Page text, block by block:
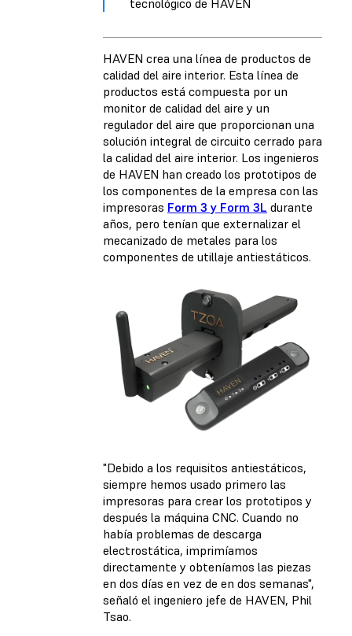
HAVEN crea una línea de productos de
calidad del aire interior. Esta línea de
productos está compuesta por un
monitor de calidad del aire y un
regulador del aire que proporcionan una
solución integral de circuito cerrado para
la calidad del aire interior. Los ingenieros
de HAVEN han creado los prototipos de
los componentes de la empresa con las
impresoras Form 3 y Form 3L durante
años, pero tenían que externalizar el
mecanizado de metales para los
componentes de utillaje antiestáticos.
"Debido a los requisitos antiestáticos,
siempre hemos usado primero las
impresoras para crear los prototipos y
después la máquina CNC. Cuando no
había problemas de descarga
electrostática, imprimíamos
directamente y obteníamos las piezas
en dos días en vez de en dos semanas",
señaló el ingeniero jefe de HAVEN, Phil
Tsao.